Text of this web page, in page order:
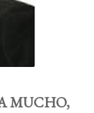
MUCHO,